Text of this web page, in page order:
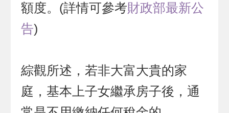
額度。 (詳情可參考財政部最新公
告)
綜觀所述，若非大富大貴的家
庭，基本上子女繼承房子後，通